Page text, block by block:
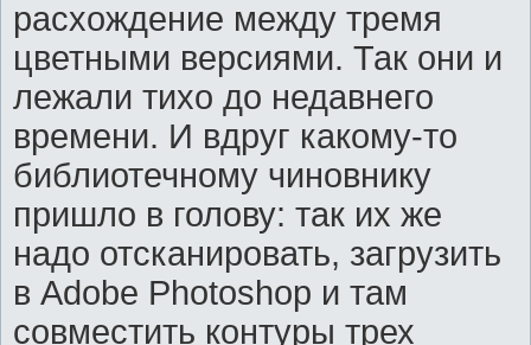
расхождение между тремя
цветными версиями. Так они и
лежали тихо до недавнего
времени. И вдруг какому-то
библиотечному чиновнику
пришло в голову: так их же
надо отсканировать, загрузить
в Adobe Photoshop и там
совместить контуры трех